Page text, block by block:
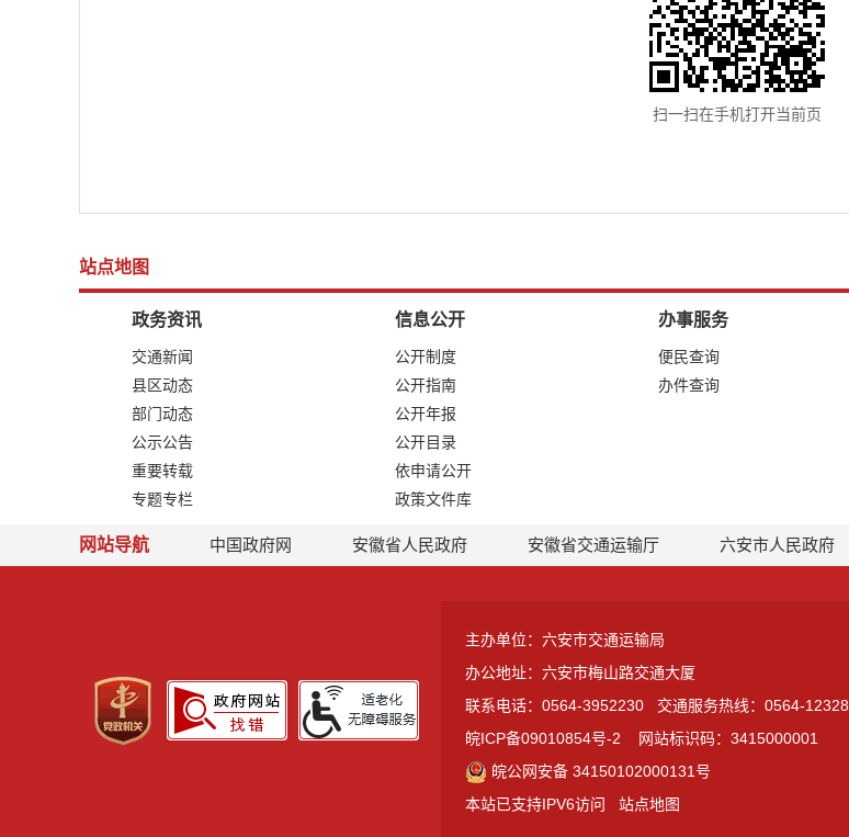
扫一扫在手机打开当前页
站点地图
政务资讯
交通新闻
县区动态
部门动态
公示公告
重要转载
专题专栏
信息公开
公开制度
公开指南
公开年报
公开目录
依申请公开
政策文件库
办事服务
便民查询
办件查询
网站导航 中国政府网 安徽省人民政府 安徽省交通运输厅 六安市人民政府
主办单位：六安市交通运输局
办公地址：六安市梅山路交通大厦
联系电话：0564-3952230
交通服务热线：0564-12328
皖ICP备09010854号-2
网站标识码：3415000001
皖公网安备 34150102000131号
本站已支持IPV6访问
站点地图